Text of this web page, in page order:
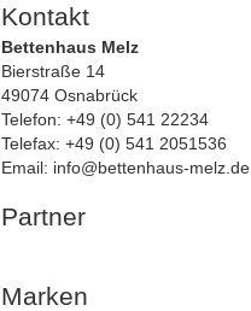
Kontakt
Bettenhaus Melz
Bierstraße 14
49074 Osnabrück
Telefon: +49 (0) 541 22234
Telefax: +49 (0) 541 2051536
Email: info@bettenhaus-melz.de
Partner
Marken